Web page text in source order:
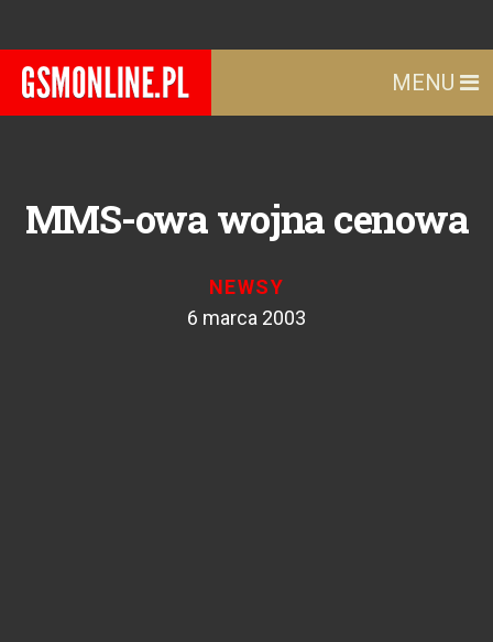
MENU
MMS-owa wojna cenowa
NEWSY
6 marca 2003